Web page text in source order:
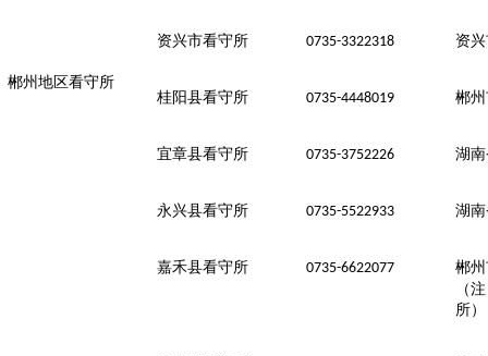
郴州地区看守所
资兴市看守所 0735-3322318 资
桂阳县看守所 0735-4448019 郴
宜章县看守所 0735-3752226 湖
永兴县看守所 0735-5522933 湖
嘉禾县看守所 0735-6622077
郴
（
所）